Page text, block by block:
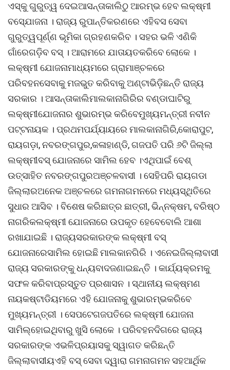
ଏସ୍କୁ ଗୁରୁତ୍ୱ ଦେଇଆସନ୍ତାକାଲିଠୁ ଆରମ୍ଭ ହେବ ଲକ୍ଷ୍ମୀ
ବସ୍ଯୋଜନା । ରାଜ୍ୟ ରୁପାନ୍ତିକରଣରେ ଏହିବସ ସେବା
ଗୁରୁତ୍ୱପୂର୍ଣ୍ଣ ଭୂମିକା ଗ୍ରହଣକରିବ । ସହର ଭଳି ଏଣିକି
ଗାଁରେଗଡ଼ିବ ବସ୍ । ଆରାମରେ ଯାତାୟତକରିବେ ଲୋକେ ।
ଲକ୍ଷ୍ମୀ ଯୋଜନାମାଧ୍ୟମରେ ଗ୍ରାମାଞ୍ଚଳରେ
ପରିବହନସେବାକୁ ମଜଭୁତ କରିବାକୁ ଅଣ୍ଟାଭିଡ଼ିଛନ୍ତି ରାଜ୍ୟ
ସରକାର । ଆସନ୍ତାକାଲିମାଲକାନାଗିରିର ବଣ୍ଡାଘାଟିରୁ
ଲକ୍ଷ୍ମୀଯୋଜନାର ଶୁଭାରମ୍ଭ କରିବେମୁଖ୍ୟମନ୍ତ୍ରୀ ନବୀନ
ପଟ୍ଟନାୟକ । ପ୍ରଥମପର୍ଯ୍ୟାୟରେ ମାଲକାନାଗିରି,କୋରାପୁଟ,
ରାୟଗଡ଼ା, ନବରଙ୍ଗପୁର,କଳାହାଣ୍ଡି, ଗଜପତି ପରି ୬ଟି ଜିଲ୍ଲା
ଲକ୍ଷ୍ମୀବସ୍ ଯୋଜନାରେ ସାମିଲ ହେବ ।ଏଥିପାଇଁ ବେଶ୍
ଉତ୍ସାହିତ ନବରଙ୍ଗପୁରଅଞ୍ଚଳବାସୀ । ସେହିପରି ରାୟଗଡା
ଜିଲ୍ଲାରଅନେକ ଅଞ୍ଚଳରେ ଗମନାଗମନରେ ମଧ୍ୟସ୍ଥିତିରେ
ସୁଧାର ଆସିବ । ବିଶେଷ କରିଛାତ୍ର ଛାତ୍ରୀ, ଭିନ୍ନକ୍ଷମ, ବରିଷ୍ଠ
ନାଗରିକଲକ୍ଷ୍ମୀ ଯୋଜନାରେ ଉପକୃତ ହେବେବୋଲି ଆଶା
ରଖାଯାଇଛି । ରାଜ୍ୟସରକାରଙ୍କ ଲକ୍ଷ୍ମୀ ବସ୍
ଯୋଜନାରେସାମିଲ ହୋଇଛି ମାଲକାନଗିରି । ଏନେଇଜିଲ୍ଲାବାସୀ
ରାଜ୍ୟ ସରକାରଙ୍କୁ ଧନ୍ୟବାଦଜଣାଇଛନ୍ତି । କାର୍ଯ୍ୟକ୍ରମକୁ
ସଫଳ କରିବାପ୍ରସ୍ତୁତ ପ୍ରଶାସନ । ସ୍ଥାନୀୟ ଲକ୍ଷ୍ମଣ
ନାୟକଷ୍ଟାଡିୟମରେ ଏହି ଯୋଜନାକୁ ଶୁଭାରମ୍ଭକରିବେ
ମୁଖ୍ୟମନ୍ତ୍ରୀ । ସେପଟେଗଜପତିରେ ଲକ୍ଷ୍ମୀ ଯୋଜନା
ସାମିଲ୍ହୋଇଥିବାରୁ ଖୁସି ଲୋକେ । ପରିବହନଦିଗରେ ରାଜ୍ୟ
ସରକାରଙ୍କ ଏଭଳିପ୍ରୟାସକୁ ସ୍ୱାଗତ କରିଛନ୍ତି
ଜିଲ୍ଲାବାସୀୟଏହି ବସ୍ ସେବା ଦ୍ୱାରା ଗମନାଗମନ ସହଆର୍ଥିକ